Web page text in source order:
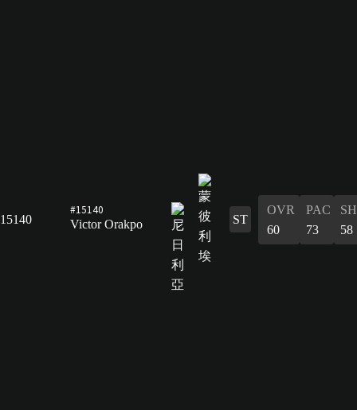
15140
#15140
Victor Orakpo
ST
OVR
60
PAC
73
58